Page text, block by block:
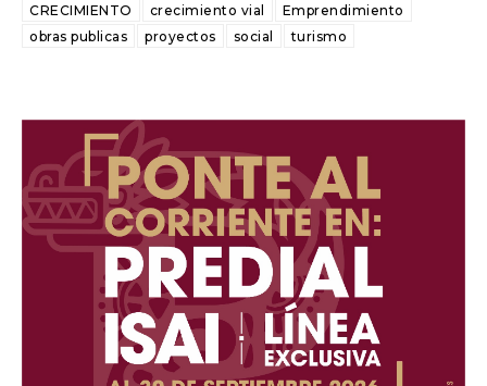
CRECIMIENTO
crecimiento vial
Emprendimiento
obras publicas
proyectos social turismo